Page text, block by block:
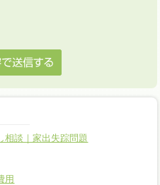
相談｜家出失踪問題
用